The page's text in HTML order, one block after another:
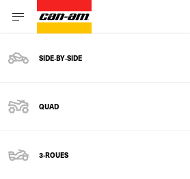
SIDE‑BY‑SIDE
QUAD
3-ROUES
RYKER